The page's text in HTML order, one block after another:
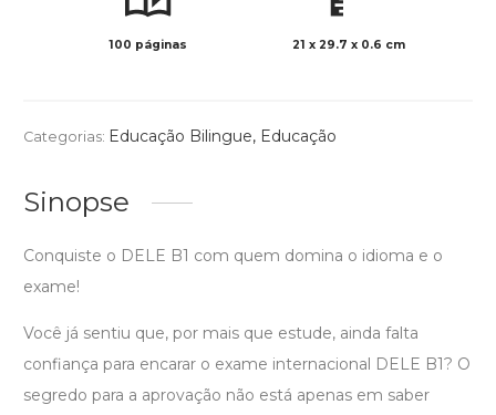
100 páginas 21 x 29.7 x 0.6 cm
Categorias: Educação Bilingue, Educação
Sinopse
Conquiste o DELE B1 com quem domina o idioma e o
exame!
Você já sentiu que, por mais que estude, ainda falta
confiança para encarar o exame internacional DELE B1? O
segredo para a aprovação não está apenas em saber